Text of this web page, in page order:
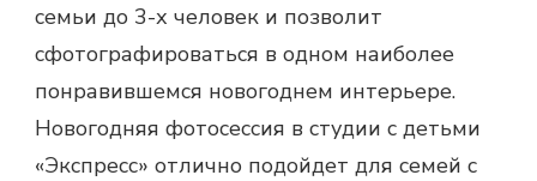
семьи до 3-х человек и позволит
сфотографироваться в одном наиболее
понравившемся новогоднем интерьере.
Новогодняя фотосессия в студии с детьми
«Экспресс» отлично подойдет для семей с